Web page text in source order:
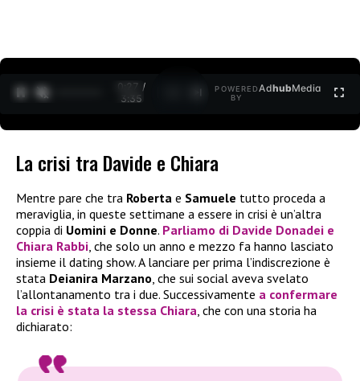
0:27 /
3:35
POWERED
BY
AdhubMedia
La crisi tra Davide e Chiara
Mentre pare che tra Roberta e Samuele tutto proceda a
meraviglia, in queste settimane a essere in crisi è un’altra
coppia di Uomini e Donne. Parliamo di Davide Donadei e
Chiara Rabbi, che solo un anno e mezzo fa hanno lasciato
insieme il dating show. A lanciare per prima l’indiscrezione è
stata Deianira Marzano, che sui social aveva svelato
l’allontanamento tra i due. Successivamente a confermare
la crisi è stata la stessa Chiara, che con una storia ha
dichiarato: